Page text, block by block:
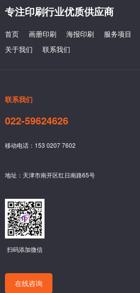
专注印刷行业优质供应商
首页 画册印刷 海报印刷 服务项目
关于我们
联系我们
联系我们
022-59624626
移动电话：153 0207 7602
地址：天津市南开区红日南路65号
扫码添加微信
在线咨询